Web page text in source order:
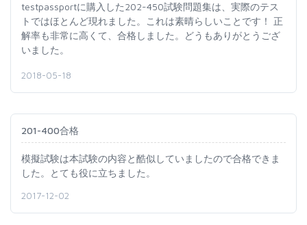
testpassportに購入した202-450試験問題集は、実際のテス
トではほとんど現れました。これは素晴らしいことです！ 正
解率も非常に高くて、合格しました。どうもありがとうござ
いました。
2018-05-18
201-400合格
模擬試験は本試験の内容と酷似していましたので合格できま
した。とても役に立ちました。
2017-12-02